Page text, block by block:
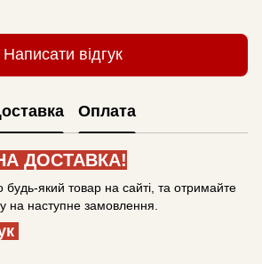
Написати відгук
Оплата
ДОСТАВКА!
будь-який товар на сайті, та отримайте
на наступне замовлення.